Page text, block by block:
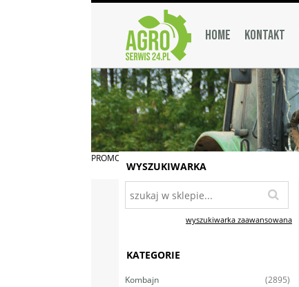
HOME KONTAKT
PROMOCJA
WYSZUKIWARKA
wyszukiwarka zaawansowana
KATEGORIE
Kombajn
(2895)